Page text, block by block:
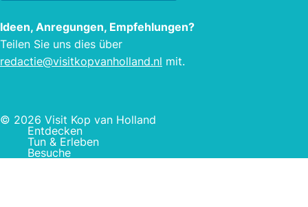
Ideen, Anregungen, Empfehlungen?
Teilen Sie uns dies über
redactie@visitkopvanholland.nl mit.
© 2026 Visit Kop van Holland
Entdecken
Tun & Erleben
Besuche